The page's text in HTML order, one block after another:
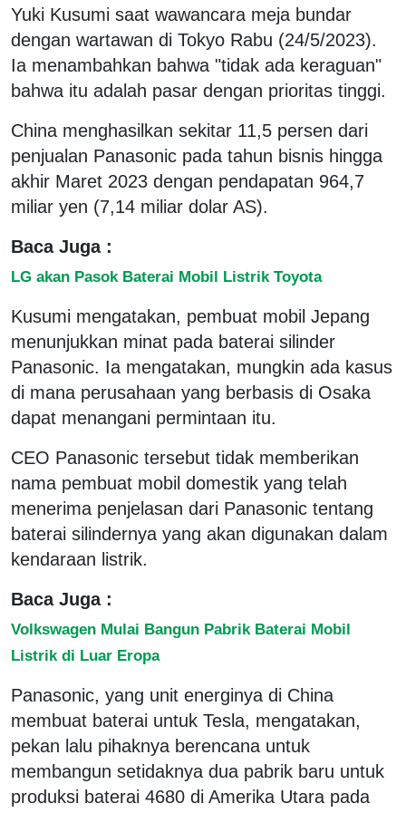
Yuki Kusumi saat wawancara meja bundar
dengan wartawan di Tokyo Rabu (24/5/2023).
Ia menambahkan bahwa "tidak ada keraguan"
bahwa itu adalah pasar dengan prioritas tinggi.
China menghasilkan sekitar 11,5 persen dari
penjualan Panasonic pada tahun bisnis hingga
akhir Maret 2023 dengan pendapatan 964,7
miliar yen (7,14 miliar dolar AS).
Baca Juga :
LG akan Pasok Baterai Mobil Listrik Toyota
Kusumi mengatakan, pembuat mobil Jepang
menunjukkan minat pada baterai silinder
Panasonic. Ia mengatakan, mungkin ada kasus
di mana perusahaan yang berbasis di Osaka
dapat menangani permintaan itu.
CEO Panasonic tersebut tidak memberikan
nama pembuat mobil domestik yang telah
menerima penjelasan dari Panasonic tentang
baterai silindernya yang akan digunakan dalam
kendaraan listrik.
Baca Juga :
Volkswagen Mulai Bangun Pabrik Baterai Mobil
Listrik di Luar Eropa
Panasonic, yang unit energinya di China
membuat baterai untuk Tesla, mengatakan,
pekan lalu pihaknya berencana untuk
membangun setidaknya dua pabrik baru untuk
produksi baterai 4680 di Amerika Utara pada